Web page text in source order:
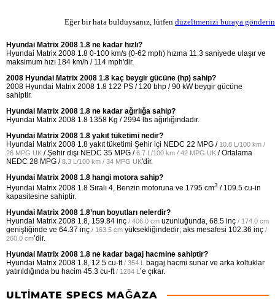
Eğer bir hata bulduysanız, lütfen düzeltmenizi buraya gönderin
Hyundai Matrix 2008 1.8 ne kadar hızlı?
Hyundai Matrix 2008 1.8 0-100 km/s (0-62 mph) hızına 11.3 saniyede ulaşır ve
maksimum hızı 184 km/h / 114 mph'dir.
2008 Hyundai Matrix 2008 1.8 kaç beygir gücüne (hp) sahip?
2008 Hyundai Matrix 2008 1.8 122 PS / 120 bhp / 90 kW beygir gücüne
sahiptir.
Hyundai Matrix 2008 1.8 ne kadar ağırlığa sahip?
Hyundai Matrix 2008 1.8 1358 Kg / 2994 lbs ağırlığındadır.
Hyundai Matrix 2008 1.8 yakıt tüketimi nedir?
Hyundai Matrix 2008 1.8 yakıt tüketimi Şehir içi NEDC 22 MPG / 10.8 L/100 km /
26 MPG UK / Şehir dışı NEDC 35 MPG /6.7 L/100 km / 42 MPG UK / Ortalama
NEDC 28 MPG /8.3 L/100 km / 34 MPG UK'dir.
Hyundai Matrix 2008 1.8 hangi motora sahip?
Hyundai Matrix 2008 1.8 Sıralı 4, Benzin motoruna ve 1795 cm3 / 109.5 cu-in
kapasitesine sahiptir.
Hyundai Matrix 2008 1.8’nun boyutları nelerdir?
Hyundai Matrix 2008 1.8, 159.84 inç / 406.0 cm uzunluğunda, 68.5 inç / 174.0 cm
genişliğinde ve 64.37 inç / 163.5 cm yüksekliğindedir; aks mesafesi 102.36 inç /
260.0 cm’dir.
Hyundai Matrix 2008 1.8 ne kadar bagaj hacmine sahiptir?
Hyundai Matrix 2008 1.8, 12.5 cu-ft / 354 L
bagaj hacmi sunar ve arka koltuklar
yatırıldığında bu hacim 45.3 cu-ft / 1284 L ’e çıkar.
ULTIMATE SPECS MAĞAZA